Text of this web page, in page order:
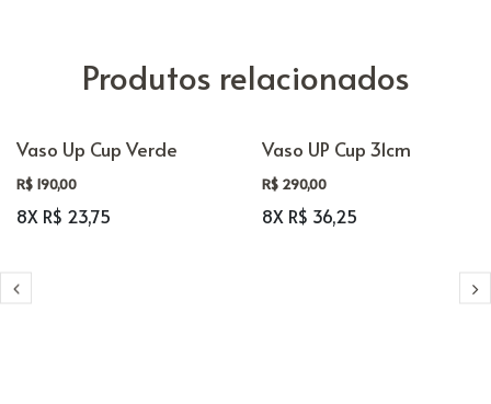
Produtos relacionados
Vaso Up Cup Verde
R$ 190,00
8X R$ 23,75
Vaso UP Cup 31cm
R$ 290,00
8X R$ 36,25